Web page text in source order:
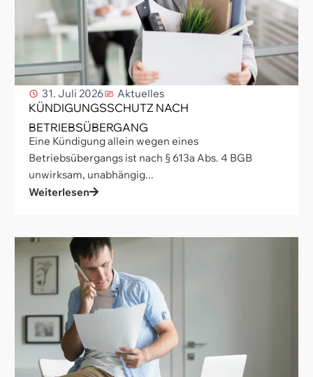
31. Juli 2026 Aktuelles
KÜNDIGUNGSSCHUTZ NACH
BETRIEBSÜBERGANG
Eine Kündigung allein wegen eines
Betriebsübergangs ist nach § 613a Abs. 4 BGB
unwirksam, unabhängig...
Weiterlesen